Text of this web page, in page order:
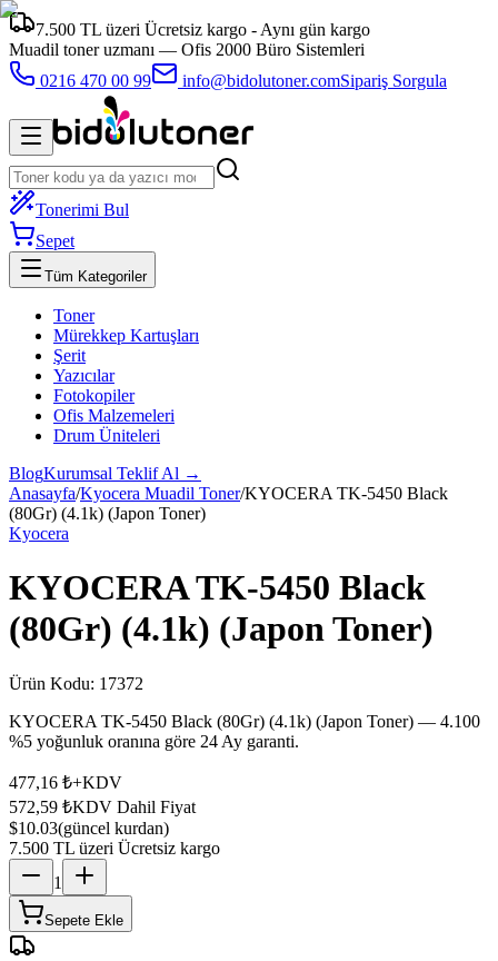
7.500 TL üzeri Ücretsiz kargo - Aynı gün kargo
Muadil toner uzmanı — Ofis 2000 Büro Sistemleri
0216 470 00 99
info@bidolutoner.comSipariş Sorgula
Tonerimi Bul
Sepet
Tüm Kategoriler
Toner
Mürekkep Kartuşları
Şerit
Yazıcılar
Fotokopiler
Ofis Malzemeleri
Drum Üniteleri
BlogKurumsal Teklif Al →
Anasayfa/Kyocera Muadil Toner/KYOCERA TK-5450 Black
(80Gr) (4.1k) (Japon Toner)
Kyocera
KYOCERA TK-5450 Black
(80Gr) (4.1k) (Japon Toner)
Ürün Kodu: 17372
KYOCERA TK-5450 Black (80Gr) (4.1k) (Japon Toner) — 4.100
%5 yoğunluk oranına göre 24 Ay garanti.
477,16 ₺+KDV
572,59 ₺KDV Dahil Fiyat
$10.03(güncel kurdan)
7.500 TL üzeri Ücretsiz kargo
1
Sepete Ekle